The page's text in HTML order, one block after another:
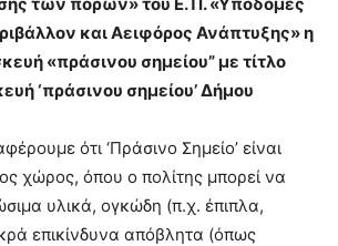
και Αειφόρος Ανάπτυξης» η
«πράσινου σημείου” με τίτλο
‘πράσινου σημείου’ Δήμου
ότι ‘Πράσινο Σημείο’ είναι
χώρος, όπου ο πολίτης μπορεί να
υλικά, ογκώδη (π.χ. έπιπλα,
επικίνδυνα απόβλητα (όπως